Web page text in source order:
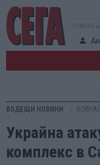
11:25:53,
ВОДЕЩИ НОВИНИ
Украйна
комплекс в